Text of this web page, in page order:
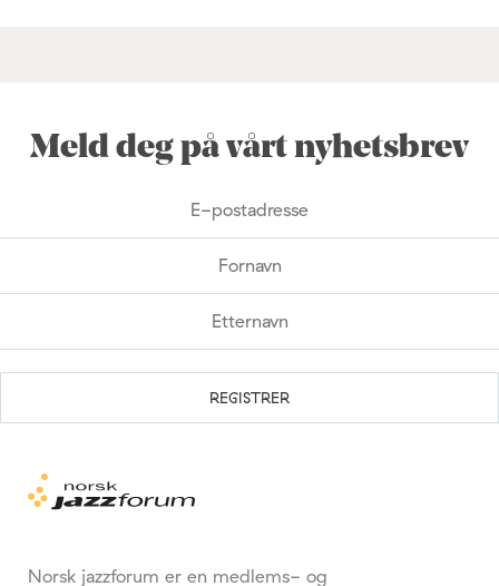
Meld deg på vårt nyhetsbrev
Norsk jazzforum er en medlems- og